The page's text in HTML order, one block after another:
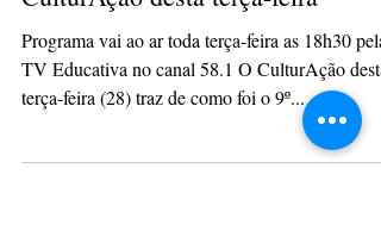
Confira as atrações do Programa
CulturAção desta terça-feira
Programa vai ao ar toda terça-feira as 18h30 pela
TV Educativa no canal 58.1 O CulturAção desta